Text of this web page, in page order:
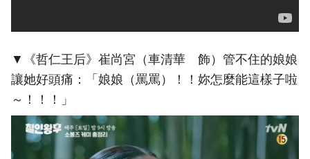
▼《哲仁王后》崔尚宮（車清華 飾）管不住的娘娘
讓她好頭痛：「娘娘（罵罵）！！妳怎麼能這樣子啦
～！！！」